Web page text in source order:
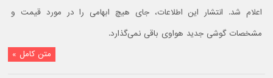
اعلام شد. انتشار این اطلاعات، جای هیچ ابهامی را در مورد قیمت و
مشخصات گوشی جدید هواوی باقی نمی‌گذارد.
متن کامل »